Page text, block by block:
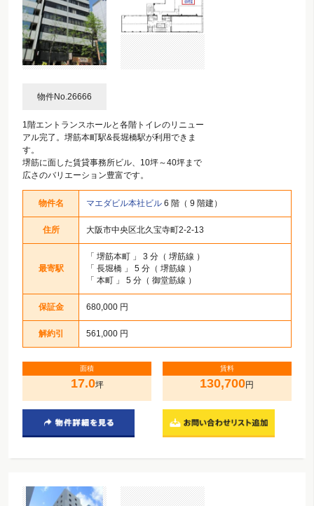
物件No.26666
1階エントランスホールと各階トイレのリニュー
アル完了。堺筋本町駅&長堀橋駅が利用できま
す。
堺筋に面した賃貸事務所ビル、10坪～40坪まで
広さのバリエーション豊富です。
物件名 マエダビル本社ビル 6 階（ 9 階建）
住所 大阪市中央区北久宝寺町2-2-13
最寄駅
「 堺筋本町 」 3 分（ 堺筋線 ）
「 長堀橋 」 5 分（ 堺筋線 ）
「 本町 」 5 分（ 御堂筋線 ）
保証金 680,000 円
解約引 561,000 円
面積
17.0坪
賃料
130,700円